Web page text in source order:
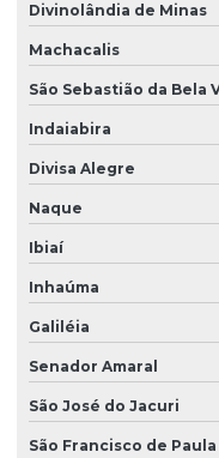
Divinolândia de Minas
Machacalis
São Sebastião da Bela
Indaiabira
Divisa Alegre
Naque
Ibiaí
Inhaúma
Galiléia
Senador Amaral
São José do Jacuri
São Francisco de Paula